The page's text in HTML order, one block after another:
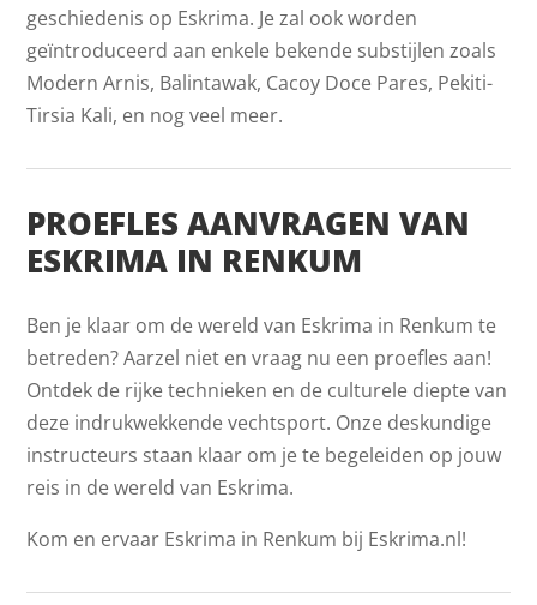
geschiedenis op Eskrima. Je zal ook worden
geïntroduceerd aan enkele bekende substijlen zoals
Modern Arnis, Balintawak, Cacoy Doce Pares, Pekiti-
Tirsia Kali, en nog veel meer.
PROEFLES AANVRAGEN VAN
ESKRIMA IN RENKUM
Ben je klaar om de wereld van Eskrima in Renkum te
betreden? Aarzel niet en vraag nu een proefles aan!
Ontdek de rijke technieken en de culturele diepte van
deze indrukwekkende vechtsport. Onze deskundige
instructeurs staan klaar om je te begeleiden op jouw
reis in de wereld van Eskrima.
Kom en ervaar Eskrima in Renkum bij Eskrima.nl!